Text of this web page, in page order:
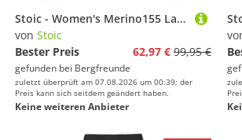
Stoic - Women's Merino155 LaholmSt. L/S - Merinolongsleeve Gr XS schwarz
von Stoic
Bester Preis
62,97 € 99,95 €
gefunden bei Bergfreunde
zuletzt überprüft am 07.08.2026 um 00:39; der
Preis kann sich seitdem geändert haben.
Keine weiteren Anbieter